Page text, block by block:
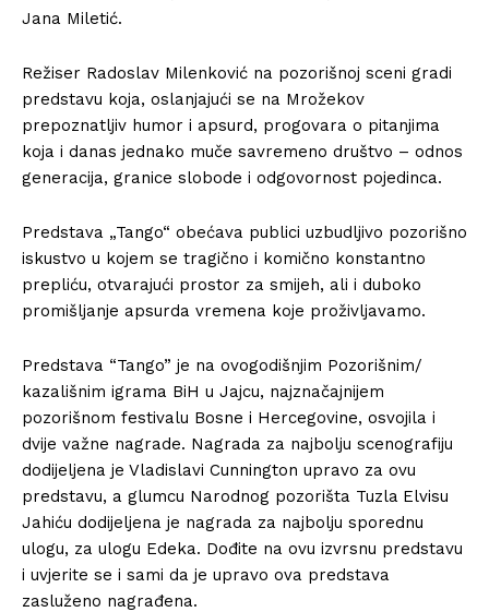
Jana Miletić.
Režiser Radoslav Milenković na pozorišnoj sceni gradi
predstavu koja, oslanjajući se na Mrožekov
prepoznatljiv humor i apsurd, progovara o pitanjima
koja i danas jednako muče savremeno društvo – odnos
generacija, granice slobode i odgovornost pojedinca.
Predstava „Tango“ obećava publici uzbudljivo pozorišno
iskustvo u kojem se tragično i komično konstantno
prepliću, otvarajući prostor za smijeh, ali i duboko
promišljanje apsurda vremena koje proživljavamo.
Predstava “Tango” je na ovogodišnjim Pozorišnim/
kazališnim igrama BiH u Jajcu, najznačajnijem
pozorišnom festivalu Bosne i Hercegovine, osvojila i
dvije važne nagrade. Nagrada za najbolju scenografiju
dodijeljena je Vladislavi Cunnington upravo za ovu
predstavu, a glumcu Narodnog pozorišta Tuzla Elvisu
Jahiću dodijeljena je nagrada za najbolju sporednu
ulogu, za ulogu Edeka. Dođite na ovu izvrsnu predstavu
i uvjerite se i sami da je upravo ova predstava
zasluženo nagrađena.